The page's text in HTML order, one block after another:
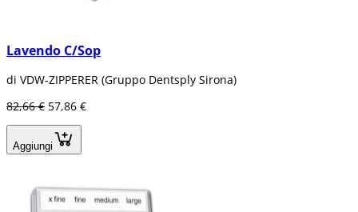
Lavendo C/Sop
di VDW-ZIPPERER (Gruppo Dentsply Sirona)
82,66 € 57,86 €
Aggiungi